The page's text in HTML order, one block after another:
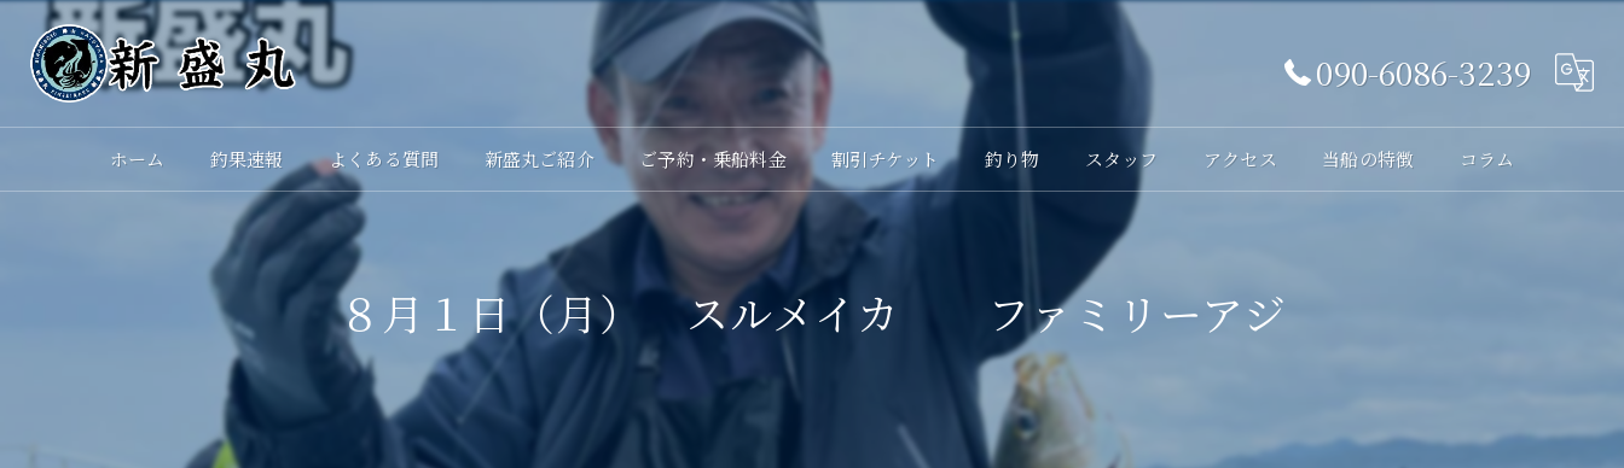
090-6086-3239
ホーム 釣果速報 よくある質問 新盛丸ご紹介 ご予約・乗船料金 割引チケット 釣り物 スタッフ アクセス 当船の特徴 コラム
８月１日（月） スルメイカ ファミリーアジ